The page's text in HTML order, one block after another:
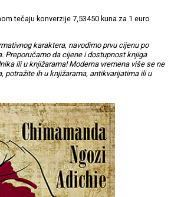
tečaju konverzije 7,53450 kuna za 1 euro
karaktera, navodimo prvu cijenu po
Preporučamo da cijene i dostupnost knjiga
ili u knjižarama! Moderna vremena više se ne
potražite ih u knjižarama, antikvarijatima ili u